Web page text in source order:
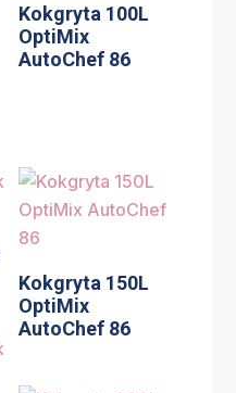
Kokgryta 100L
OptiMix
AutoChef 86
Kokgryta 150L
OptiMix
AutoChef 86